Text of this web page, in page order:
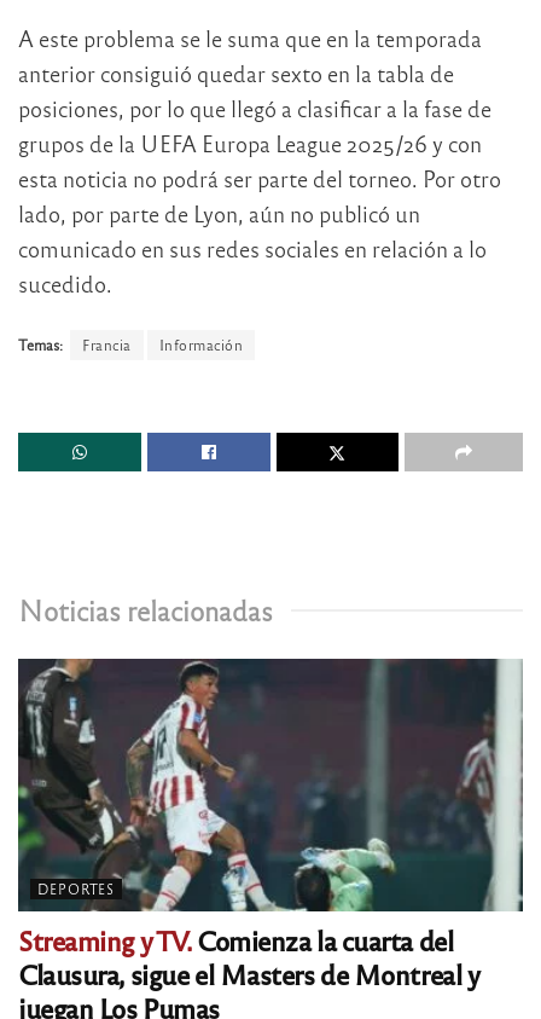
A este problema se le suma que en la temporada
anterior consiguió quedar sexto en la tabla de
posiciones, por lo que llegó a clasificar a la fase de
grupos de la UEFA Europa League 2025/26 y con
esta noticia no podrá ser parte del torneo. Por otro
lado, por parte de Lyon, aún no publicó un
comunicado en sus redes sociales en relación a lo
sucedido.
Temas: Francia Información
Noticias relacionadas
DEPORTES
Streaming y TV.Comienza la cuarta del
Clausura, sigue el Masters de Montreal y
juegan Los Pumas